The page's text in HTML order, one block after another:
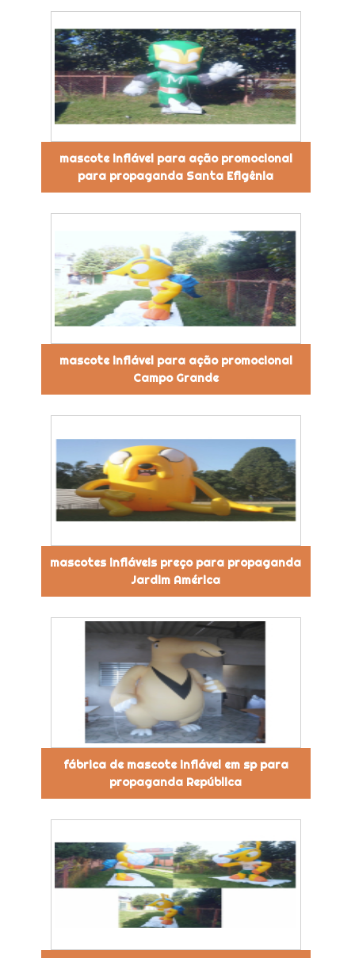
mascote inflável para ação promocional
para propaganda Santa Efigênia
mascote inflável para ação promocional
Campo Grande
mascotes infláveis preço para propaganda
Jardim América
fábrica de mascote inflável em sp para
propaganda República